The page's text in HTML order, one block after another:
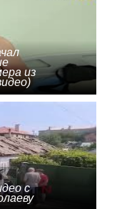
из
с